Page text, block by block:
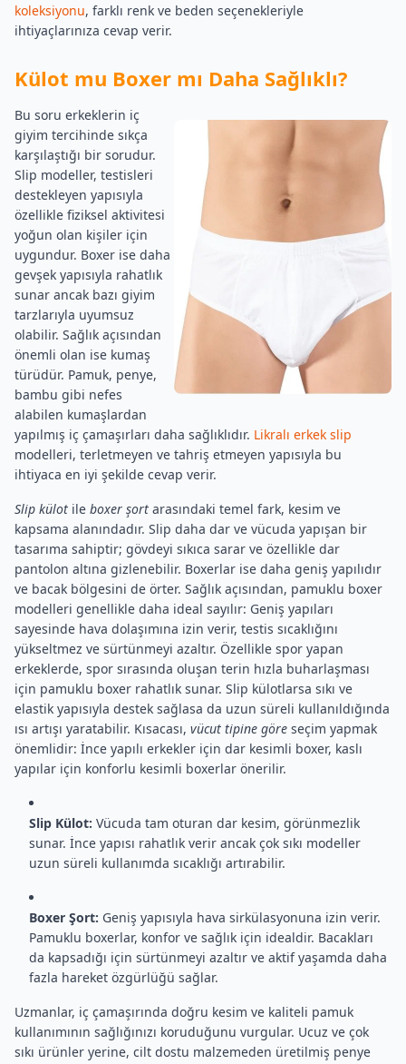
koleksiyonu, farklı renk ve beden seçenekleriyle
ihtiyaçlarınıza cevap verir.
Külot mu Boxer mı Daha Sağlıklı?
Bu soru erkeklerin iç
giyim tercihinde sıkça
karşılaştığı bir sorudur.
Slip modeller, testisleri
destekleyen yapısıyla
özellikle fiziksel aktivitesi
yoğun olan kişiler için
uygundur. Boxer ise daha
gevşek yapısıyla rahatlık
sunar ancak bazı giyim
tarzlarıyla uyumsuz
olabilir. Sağlık açısından
önemli olan ise kumaş
türüdür. Pamuk, penye,
bambu gibi nefes
alabilen kumaşlardan
yapılmış iç çamaşırları daha sağlıklıdır. Likralı erkek slip
modelleri, terletmeyen ve tahriş etmeyen yapısıyla bu
ihtiyaca en iyi şekilde cevap verir.
Slip külot ile boxer şort arasındaki temel fark, kesim ve
kapsama alanındadır. Slip daha dar ve vücuda yapışan bir
tasarıma sahiptir; gövdeyi sıkıca sarar ve özellikle dar
pantolon altına gizlenebilir. Boxerlar ise daha geniş yapılıdır
ve bacak bölgesini de örter. Sağlık açısından, pamuklu boxer
modelleri genellikle daha ideal sayılır: Geniş yapıları
sayesinde hava dolaşımına izin verir, testis sıcaklığını
yükseltmez ve sürtünmeyi azaltır. Özellikle spor yapan
erkeklerde, spor sırasında oluşan terin hızla buharlaşması
için pamuklu boxer rahatlık sunar. Slip külotlarsa sıkı ve
elastik yapısıyla destek sağlasa da uzun süreli kullanıldığında
ısı artışı yaratabilir. Kısacası, vücut tipine göre seçim yapmak
önemlidir: İnce yapılı erkekler için dar kesimli boxer, kaslı
yapılar için konforlu kesimli boxerlar önerilir.
Slip Külot: Vücuda tam oturan dar kesim, görünmezlik
sunar. İnce yapısı rahatlık verir ancak çok sıkı modeller
uzun süreli kullanımda sıcaklığı artırabilir.
Boxer Şort: Geniş yapısıyla hava sirkülasyonuna izin verir.
Pamuklu boxerlar, konfor ve sağlık için idealdir. Bacakları
da kapsadığı için sürtünmeyi azaltır ve aktif yaşamda daha
fazla hareket özgürlüğü sağlar.
Uzmanlar, iç çamaşırında doğru kesim ve kaliteli pamuk
kullanımının sağlığınızı koruduğunu vurgular. Ucuz ve çok
sıkı ürünler yerine, cilt dostu malzemeden üretilmiş penye